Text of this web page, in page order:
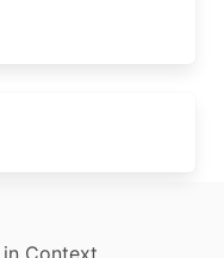
Context.